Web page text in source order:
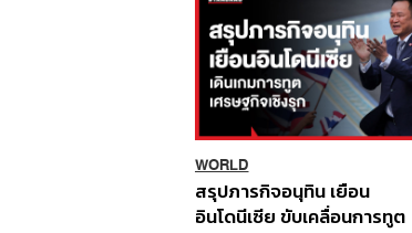
WORLD
สรุปภารกิจอนุทิน เยือน
อินโดนีเซีย ขับเคลื่อนการทูต